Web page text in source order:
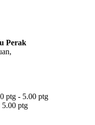
Perak
ptg - 5.00 ptg
5.00 ptg